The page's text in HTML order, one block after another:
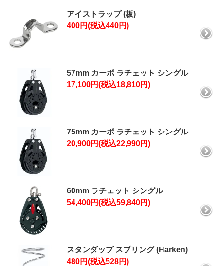
アイストラップ (板)
400円(税込440円)
57mm カーボ ラチェット シングル
17,100円(税込18,810円)
75mm カーボ ラチェット シングル
20,900円(税込22,990円)
60mm ラチェット シングル
54,400円(税込59,840円)
スタンダップ スプリング (Harken)
480円(税込528円)